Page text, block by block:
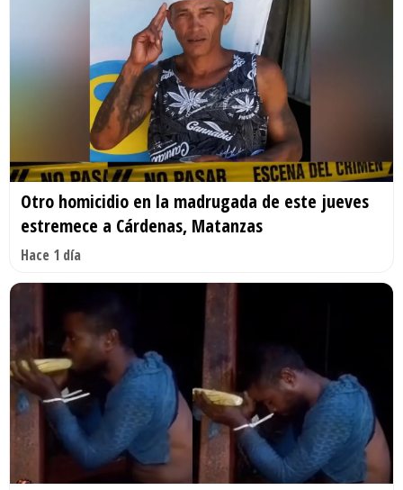
Otro homicidio en la madrugada de este jueves
estremece a Cárdenas, Matanzas
Hace 1 día